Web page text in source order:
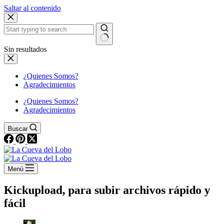
Saltar al contenido
Sin resultados
¿Quienes Somos?
Agradecimientos
¿Quienes Somos?
Agradecimientos
Buscar
Menú
Kickupload, para subir archivos rápido y
fácil